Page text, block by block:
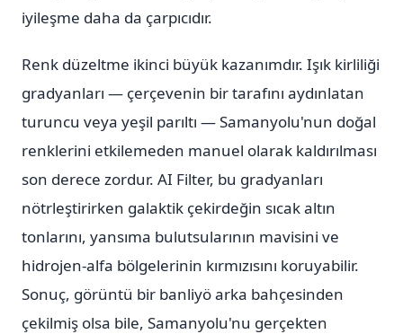
iyileşme daha da çarpıcıdır.
Renk düzeltme ikinci büyük kazanımdır. Işık kirliliği
gradyanları — çerçevenin bir tarafını aydınlatan
turuncu veya yeşil parıltı — Samanyolu'nun doğal
renklerini etkilemeden manuel olarak kaldırılması
son derece zordur. AI Filter, bu gradyanları
nötrleştirirken galaktik çekirdeğin sıcak altın
tonlarını, yansıma bulutsularının mavisini ve
hidrojen-alfa bölgelerinin kırmızısını koruyabilir.
Sonuç, görüntü bir banliyö arka bahçesinden
çekilmiş olsa bile, Samanyolu'nu gerçekten